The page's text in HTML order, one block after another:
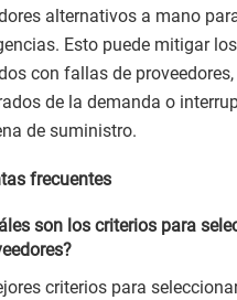
alternativos a mano
Esto puede mitigar
con fallas de
de la demanda o
de suministro.
frecuentes
son los criterios para
criterios para